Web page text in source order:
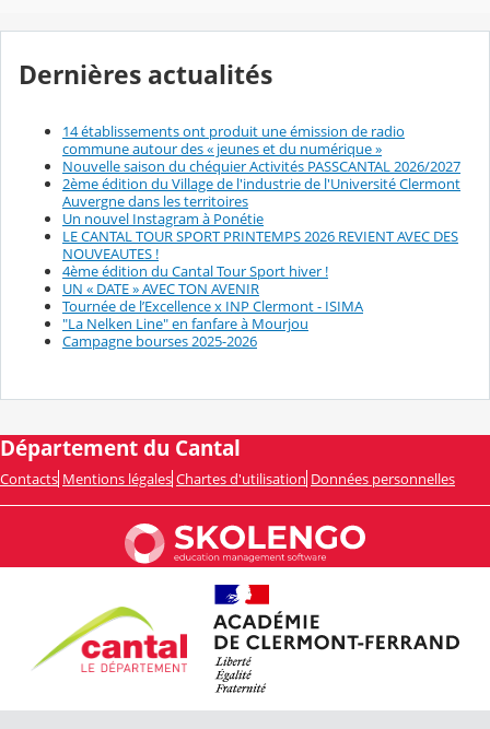
Dernières actualités
14 établissements ont produit une émission de radio
commune autour des « jeunes et du numérique »
Nouvelle saison du chéquier Activités PASSCANTAL 2026/2027
2ème édition du Village de l'industrie de l'Université Clermont
Auvergne dans les territoires
Un nouvel Instagram à Ponétie
LE CANTAL TOUR SPORT PRINTEMPS 2026 REVIENT AVEC DES
NOUVEAUTES !
4ème édition du Cantal Tour Sport hiver !
UN « DATE » AVEC TON AVENIR
Tournée de l’Excellence x INP Clermont - ISIMA
"La Nelken Line" en fanfare à Mourjou
Campagne bourses 2025-2026
Département du Cantal
Contacts Mentions légales Chartes d'utilisation Données personnelles